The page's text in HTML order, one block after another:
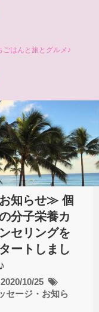
はんと旅とグルメ♪
知らせ≫ 個
分子栄養カ
セリングを
ートしまし
2020/10/25
セージ・お知ら